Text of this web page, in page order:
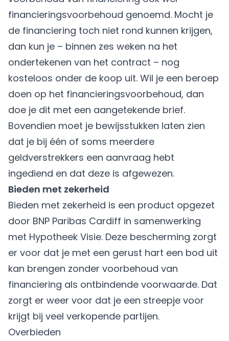
financieringsvoorbehoud genoemd. Mocht je
de financiering toch niet rond kunnen krijgen,
dan kun je – binnen zes weken na het
ondertekenen van het contract – nog
kosteloos onder de koop uit. Wil je een beroep
doen op het financieringsvoorbehoud, dan
doe je dit met een aangetekende brief.
Bovendien moet je bewijsstukken laten zien
dat je bij één of soms meerdere
geldverstrekkers een aanvraag hebt
ingediend en dat deze is afgewezen.
Bieden met zekerheid
Bieden met zekerheid is een product opgezet
door BNP Paribas Cardiff in samenwerking
met Hypotheek Visie. Deze bescherming zorgt
er voor dat je met een gerust hart een bod uit
kan brengen zonder voorbehoud van
financiering als ontbindende voorwaarde. Dat
zorgt er weer voor dat je een streepje voor
krijgt bij veel verkopende partijen.
Overbieden